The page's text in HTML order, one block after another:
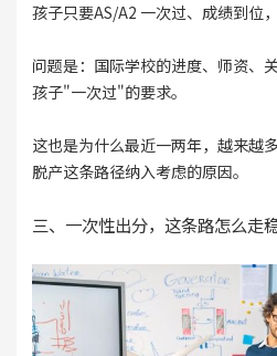
孩子只要AS/A2 一次过、成绩到位
问题是：国际学校的进度、师资、
孩子"一次过"的要求。
这也是为什么最近一两年，越来越
脱产这条路径纳入考虑的原因。
三、一次性出分，这条路怎么走